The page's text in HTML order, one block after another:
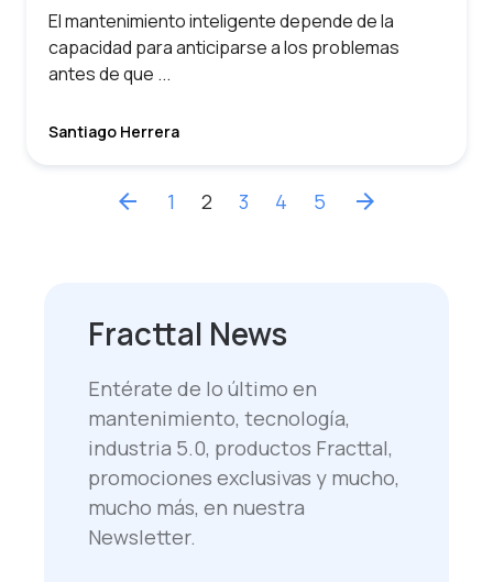
El mantenimiento inteligente depende de la
capacidad para anticiparse a los problemas
antes de que ...
Santiago Herrera
arrow_back 1 2 3 4 5 arrow_forward
Fracttal News
Entérate de lo último en
mantenimiento, tecnología,
industria 5.0, productos Fracttal,
promociones exclusivas y mucho,
mucho más, en nuestra
Newsletter.